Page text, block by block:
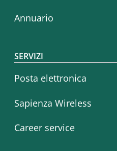
Annuario
SERVIZI
Posta elettronica
Sapienza Wireless
Career service